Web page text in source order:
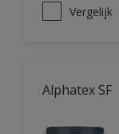
Vergelijk
Alphatex SF